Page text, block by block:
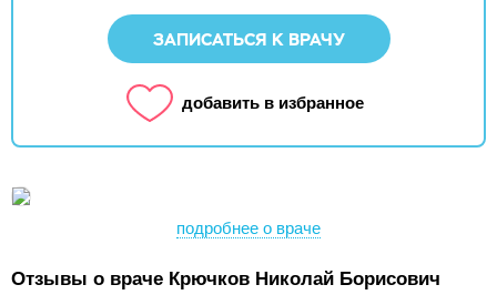
ЗАПИСАТЬСЯ К ВРАЧУ
добавить в избранное
подробнее о враче
Отзывы о враче Крючков Николай Борисович